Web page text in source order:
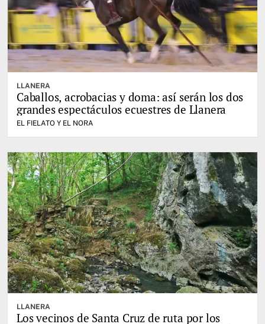
LLANERA
Caballos, acrobacias y doma: así serán los dos
grandes espectáculos ecuestres de Llanera
EL FIELATO Y EL NORA
LLANERA
Los vecinos de Santa Cruz de ruta por los